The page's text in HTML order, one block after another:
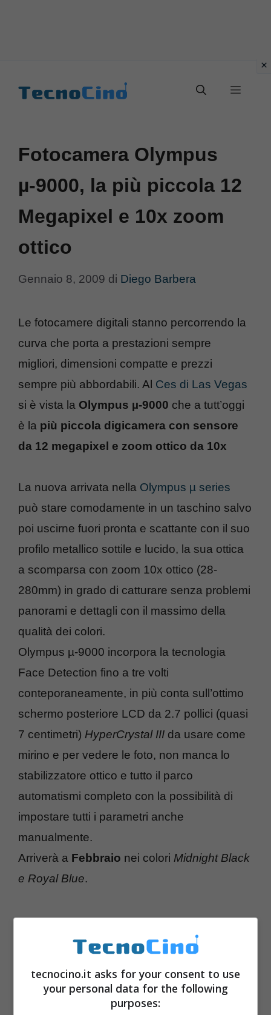
Menu
Fotocamera Olympus
µ-9000, la più piccola 12
Megapixel e 10x zoom
ottico
Gennaio 8, 2009 di Diego Barbera
Le fotocamere digitali stanno percorrendo la
curva che porta a prestazioni sempre
migliori, dimensioni compatte e prezzi
sempre più abbordabili. Al Ces di Las Vegas
si è vista la Olympus µ-9000 che a tutt’oggi
è la più piccola digicamera con sensore
da 12 megapixel e zoom ottico da 10x
La nuova arrivata nella Olympus µ series
può stare comodamente in un taschino salvo
poi uscirne fuori pronta e scattante con il suo
profilo metallico sottile e lucido, la sua ottica
a scomparsa con zoom 10x ottico (28-
280mm) in grado di catturare senza problemi
panorami e dettagli con il massimo della
qualità dei colori.
Olympus µ-9000 incorpora la tecnologia
Face Detection fino a tre volti
conteporaneamente, in più conta sull’ottimo
schermo posteriore LCD da 2.7 pollici (quasi
7 centimetri) HyperCrystal III da usare come
mirino e per vedere le foto, non manca lo
stabilizzatore ottico e tutto il parco
automatismi completo con la possibilità di
impostare tutti i parametri anche
manualmente.
Arriverà a Febbraio nei colori Midnight Black
e Royal Blue.
tecnocino.it asks for your consent to use
your personal data for the following
purposes: